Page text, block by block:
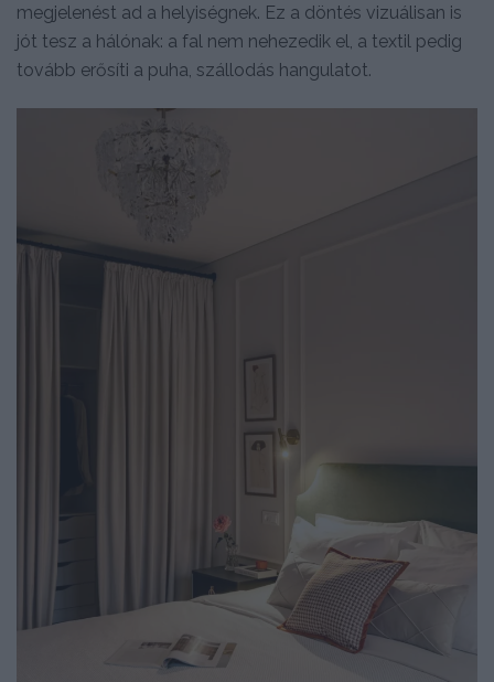
megjelenést ad a helyiségnek. Ez a döntés vizuálisan is
jót tesz a hálónak: a fal nem nehezedik el, a textil pedig
tovább erősíti a puha, szállodás hangulatot.